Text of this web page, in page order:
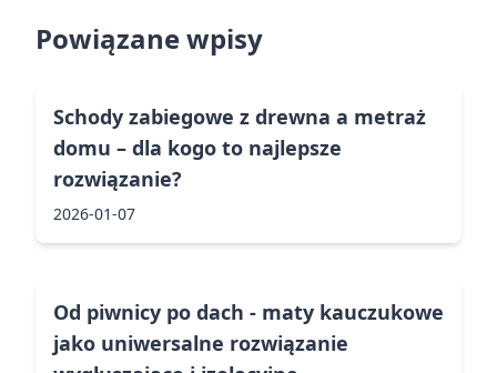
Powiązane wpisy
Schody zabiegowe z drewna a metraż
domu – dla kogo to najlepsze
rozwiązanie?
2026-01-07
Od piwnicy po dach - maty kauczukowe
jako uniwersalne rozwiązanie